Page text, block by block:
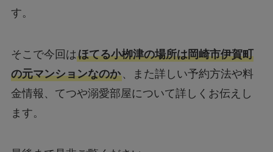
す。
そこで今回はほてる小栁津の場所は岡崎市伊賀町
の元マンションなのか、また詳しい予約方法や料
金情報、てつや溺愛部屋について詳しくお伝えし
ます。